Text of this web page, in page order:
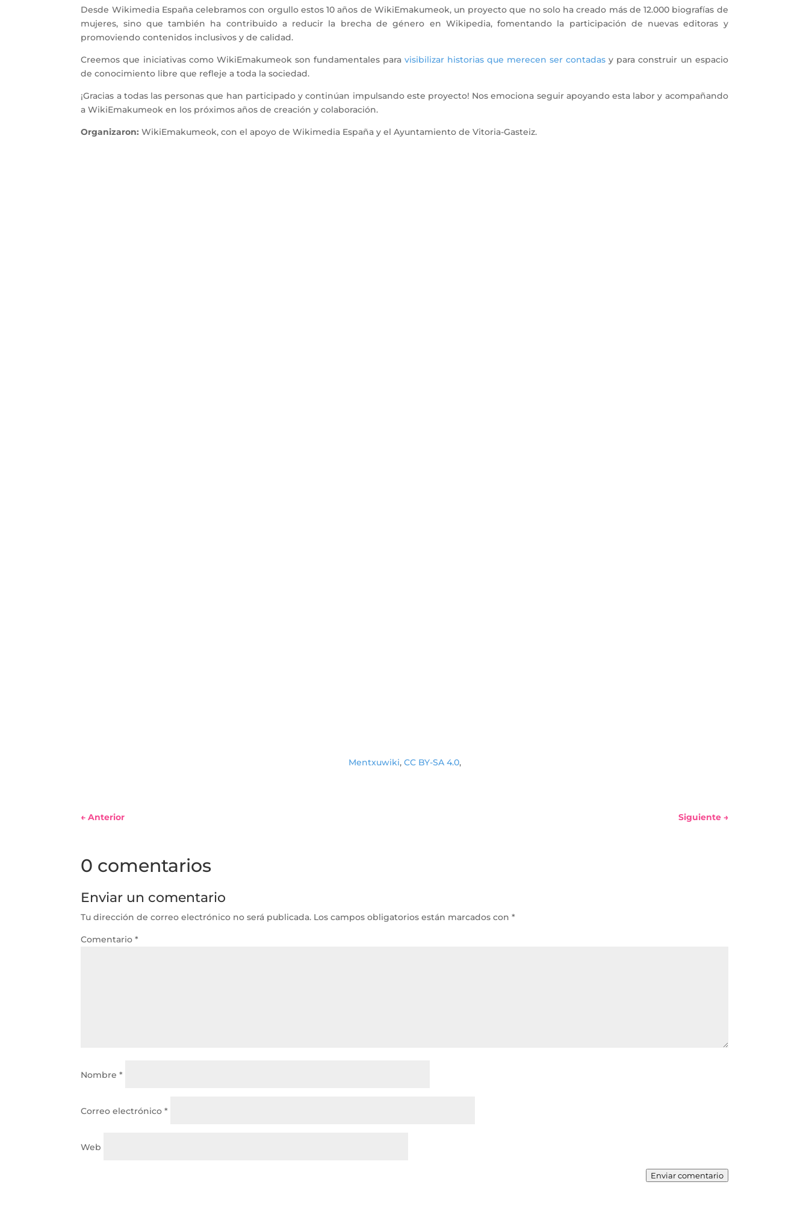
Desde Wikimedia España celebramos con orgullo estos 10 años de WikiEmakumeok, un proyecto que no solo ha creado más de 12.000 biografías de
mujeres, sino que también ha contribuido a reducir la brecha de género en Wikipedia, fomentando la participación de nuevas editoras y
promoviendo contenidos inclusivos y de calidad.
Creemos que iniciativas como WikiEmakumeok son fundamentales para visibilizar historias que merecen ser contadas y para construir un espacio
de conocimiento libre que refleje a toda la sociedad.
¡Gracias a todas las personas que han participado y continúan impulsando este proyecto! Nos emociona seguir apoyando esta labor y acompañando
a WikiEmakumeok en los próximos años de creación y colaboración.
Organizaron:WikiEmakumeok, con el apoyo de Wikimedia España y el Ayuntamiento de Vitoria-Gasteiz.
Mentxuwiki, CC BY-SA 4.0,
←Anterior Siguiente→
0 comentarios
Enviar un comentario
Tu dirección de correo electrónico no será publicada. Los campos obligatorios están marcados con*
Comentario*
Nombre*
Correo electrónico*
Web
Enviar comentario